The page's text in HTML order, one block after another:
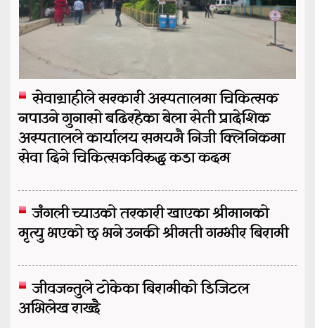
सेवाग्राहीले सरकारी अस्पतालमा चिकित्सक
नपाउने गुनासो बढिरहेका बेला सेती प्रादेशिक
अस्पतालले कार्यालय समयमै निजी क्लिनिकमा
सेवा दिने चिकित्सकविरुद्ध कडा कदम
जंगली च्याउको तरकारी खाएका श्रीमानको
मृत्यु भएको छ भने उनकी श्रीमती गम्भीर बिरामी
जीवजन्तुले टोकेका बिरामीको डिजिटल
अभिलेख राख्दै